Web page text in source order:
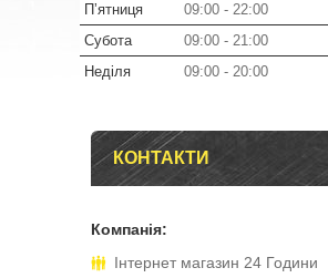
Пʼятниця
09:00
22:00
Субота
09:00
21:00
Неділя
09:00 20:00
КОНТАКТИ
Інтернет магазин 24 Години